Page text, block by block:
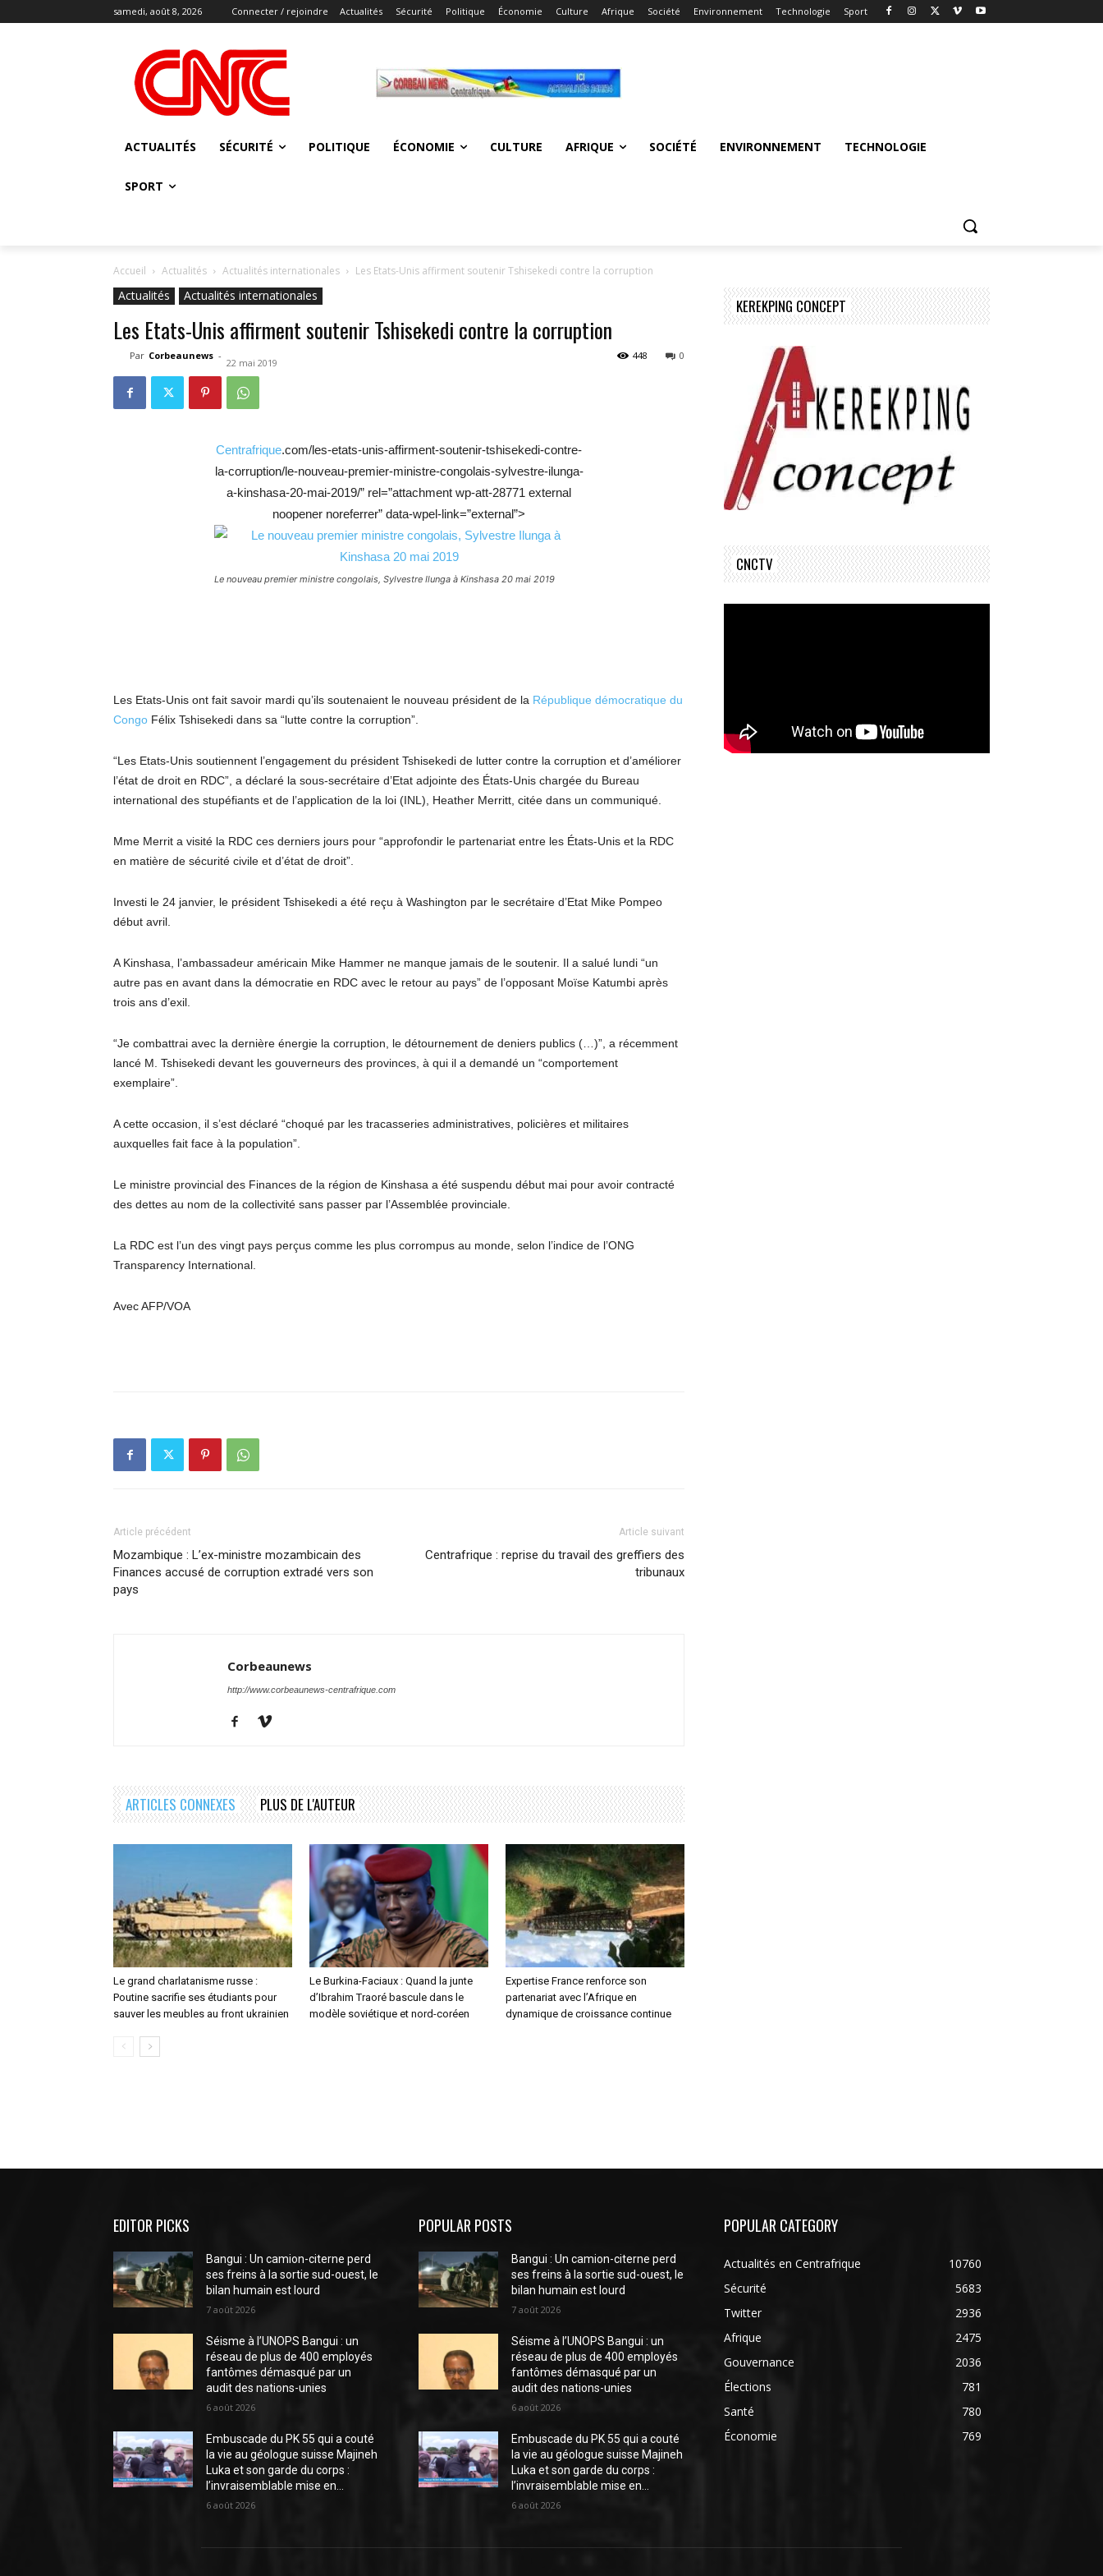
samedi, août 8, 2026 Connecter / rejoindre Actualités Sécurité Politique Économie Culture Afrique Société Environnement Technologie Sport
ACTUALITÉS SÉCURITÉ POLITIQUE ÉCONOMIE CULTURE AFRIQUE SOCIÉTÉ ENVIRONNEMENT TECHNOLOGIE
SPORT
Accueil Actualités Actualités internationales Les Etats-Unis affirment soutenir Tshisekedi contre la corruption
Actualités Actualités internationales
Les Etats-Unis affirment soutenir Tshisekedi contre la corruption
Par Corbeaunews -
22 mai 2019
0
448
Centrafrique.com/les-etats-unis-affirment-soutenir-tshisekedi-contre-
la-corruption/le-nouveau-premier-ministre-congolais-sylvestre-ilunga-
a-kinshasa-20-mai-2019/” rel=”attachment wp-att-28771 external
noopener noreferrer” data-wpel-link=”external”>
Le nouveau premier ministre congolais, Sylvestre Ilunga à Kinshasa 20 mai 2019
Les Etats-Unis ont fait savoir mardi qu’ils soutenaient le nouveau président de la République démocratique du
Congo Félix Tshisekedi dans sa “lutte contre la corruption”.
“Les Etats-Unis soutiennent l’engagement du président Tshisekedi de lutter contre la corruption et d’améliorer
l’état de droit en RDC”, a déclaré la sous-secrétaire d’Etat adjointe des États-Unis chargée du Bureau
international des stupéfiants et de l’application de la loi (INL), Heather Merritt, citée dans un communiqué.
Mme Merrit a visité la RDC ces derniers jours pour “approfondir le partenariat entre les États-Unis et la RDC
en matière de sécurité civile et d’état de droit”.
Investi le 24 janvier, le président Tshisekedi a été reçu à Washington par le secrétaire d’Etat Mike Pompeo
début avril.
A Kinshasa, l’ambassadeur américain Mike Hammer ne manque jamais de le soutenir. Il a salué lundi “un
autre pas en avant dans la démocratie en RDC avec le retour au pays” de l’opposant Moïse Katumbi après
trois ans d’exil.
“Je combattrai avec la dernière énergie la corruption, le détournement de deniers publics (…)”, a récemment
lancé M. Tshisekedi devant les gouverneurs des provinces, à qui il a demandé un “comportement
exemplaire”.
A cette occasion, il s’est déclaré “choqué par les tracasseries administratives, policières et militaires
auxquelles fait face à la population”.
Le ministre provincial des Finances de la région de Kinshasa a été suspendu début mai pour avoir contracté
des dettes au nom de la collectivité sans passer par l’Assemblée provinciale.
La RDC est l’un des vingt pays perçus comme les plus corrompus au monde, selon l’indice de l’ONG
Transparency International.
Avec AFP/VOA
Article précédent
Mozambique : L’ex-ministre mozambicain des
Finances accusé de corruption extradé vers son
pays
Article suivant
Centrafrique : reprise du travail des greffiers des
tribunaux
Corbeaunews
http://www.corbeaunews-centrafrique.com
ARTICLES CONNEXES PLUS DE L'AUTEUR
Le grand charlatanisme russe :
Poutine sacrifie ses étudiants pour
sauver les meubles au front ukrainien
Le Burkina-Faciaux : Quand la junte
d’Ibrahim Traoré bascule dans le
modèle soviétique et nord-coréen
Expertise France renforce son
partenariat avec l’Afrique en
dynamique de croissance continue
KEREKPING CONCEPT
CNCTV
EDITOR PICKS
Bangui : Un camion-citerne perd
ses freins à la sortie sud-ouest, le
bilan humain est lourd
7 août 2026
Séisme à l’UNOPS Bangui : un
réseau de plus de 400 employés
fantômes démasqué par un
audit des nations-unies
6 août 2026
Embuscade du PK 55 qui a couté
la vie au géologue suisse Majineh
Luka et son garde du corps :
l’invraisemblable mise en...
6 août 2026
POPULAR POSTS
Bangui : Un camion-citerne perd
ses freins à la sortie sud-ouest, le
bilan humain est lourd
7 août 2026
Séisme à l’UNOPS Bangui : un
réseau de plus de 400 employés
fantômes démasqué par un
audit des nations-unies
6 août 2026
Embuscade du PK 55 qui a couté
la vie au géologue suisse Majineh
Luka et son garde du corps :
l’invraisemblable mise en...
6 août 2026
POPULAR CATEGORY
Actualités en Centrafrique
10760
Sécurité
5683
Twitter
2936
Afrique
2475
Gouvernance
2036
Élections
781
Santé
780
Économie
769